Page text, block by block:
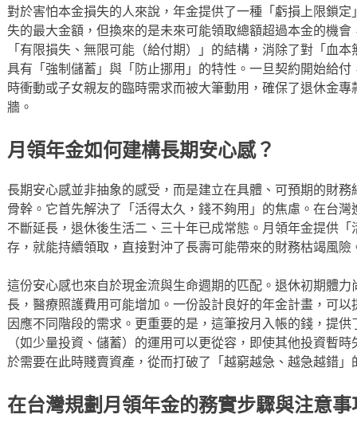
對於害怕本金損失的人來說，年金提供了一種「虧損上限鎖
失的最大金額，但換來的是未來可能領取總額超過本金的機
「有限損失、無限可能（給付期）」的結構，消除了對「血
具有「強制儲蓄」與「防止挪用」的特性。一旦契約開始給
時衝動或子女親友的臨時需求而被大筆動用，確保了退休金
牆。
月領年金如何建構長期安心感？
長期安心感並非抽象的感受，而是建立在具體、可預期的財
骨幹。它首先解決了「活得太久，錢不夠用」的焦慮。在台
不斷延長，退休後生活二、三十年已成常態。月領年金提供
存，就能持續領取，直接對沖了長壽可能帶來的財務枯竭風險
這份安心感也來自於現金流與生命週期的匹配。退休初期體
長，醫療照護費用可能增加。一份設計良好的年金計畫，可
因應不同階段的需求。更重要的是，這筆按月入帳的錢，提
（如少量投資、儲蓄）的運用可以更從容，即使其他投資暫
於需要在此時賤賣資產，從而打破了「越窮越急、越急越錯」
在台灣規劃月領年金的務實步驟與注意事